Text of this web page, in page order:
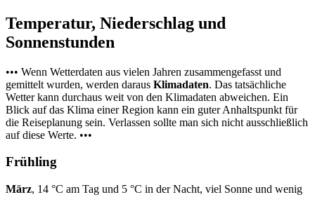
Temperatur, Niederschlag und
Sonnenstunden
••• Wenn Wetterdaten aus vielen Jahren zusammengefasst und
gemittelt wurden, werden daraus Klimadaten. Das tatsächliche
Wetter kann durchaus weit von den Klimadaten abweichen. Ein
Blick auf das Klima einer Region kann ein guter Anhaltspunkt für
die Reiseplanung sein. Verlassen sollte man sich nicht ausschließlich
auf diese Werte. •••
Frühling
März, 14 °C am Tag und 5 °C in der Nacht, viel Sonne und wenig